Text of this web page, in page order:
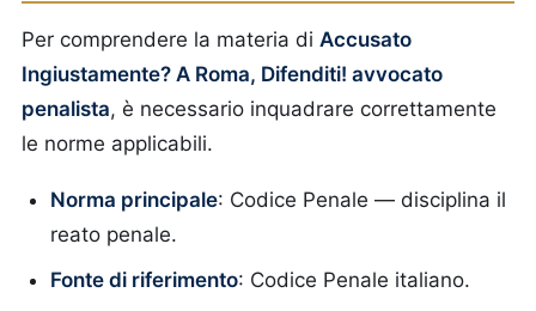
Per comprendere la materia di Accusato
Ingiustamente? A Roma, Difenditi! avvocato
penalista, è necessario inquadrare correttamente
le norme applicabili.
Norma principale: Codice Penale — disciplina il
reato penale.
Fonte di riferimento: Codice Penale italiano.